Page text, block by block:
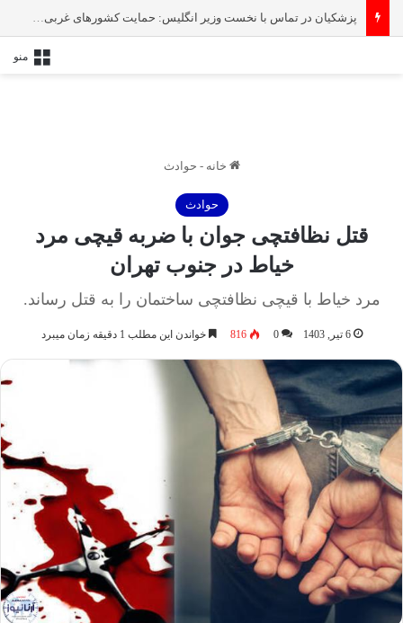
پزشکیان در تماس با نخست‌ وزیر انگلیس: حمایت کشور‌های غربی از رژیم صهیونیستی امنیت منطقه و جهان را به خطر انداخته است
منو
خانه - حوادث
حوادث
قتل نظافتچی جوان با ضربه قیچی مرد
خیاط در جنوب تهران
مرد خیاط با قیچی نظافتچی ساختمان را به قتل رساند.
6 تیر, 1403 0
816 خواندن این مطلب 1 دقیقه زمان میبرد